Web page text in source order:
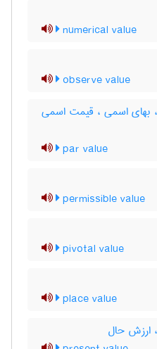
numerical value
observe value
بهای اسمی ، قیمت اسمی
par value
permissible value
pivotal value
place value
ارزش حال